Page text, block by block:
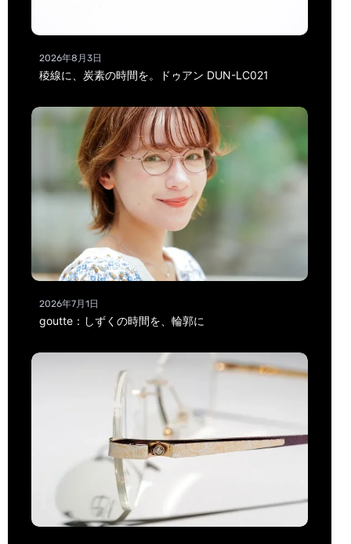
2026年8月3日
稜線に、炭素の時間を。ドゥアン DUN-LC021
2026年7月1日
goutte：しずくの時間を、輪郭に